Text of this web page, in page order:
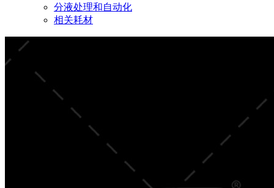
分液处理和自动化
相关耗材